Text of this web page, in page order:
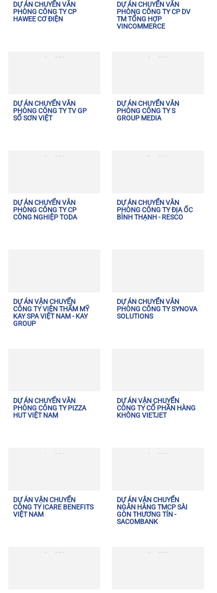
DỰ ÁN CHUYỂN VĂN
PHÒNG CÔNG TY CP
HAWEE CƠ ĐIỆN
DỰ ÁN CHUYỂN VĂN
PHÒNG CÔNG TY CP DV
TM TỔNG HỢP
VINCOMMERCE
DỰ ÁN CHUYỂN VĂN
PHÒNG CÔNG TY TV GP
SỐ SƠN VIỆT
DỰ ÁN CHUYỂN VĂN
PHÒNG CÔNG TY S
GROUP MEDIA
DỰ ÁN CHUYỂN VĂN
PHÒNG CÔNG TY CP
CÔNG NGHIỆP TODA
DỰ ÁN CHUYỂN VĂN
PHÒNG CÔNG TY ĐỊA ỐC
BÌNH THẠNH - RESCO
DỰ ÁN VẬN CHUYỂN
CÔNG TY VIỆN THẨM MỸ
KAY SPA VIỆT NAM - KAY
GROUP
DỰ ÁN CHUYỂN VĂN
PHÒNG CÔNG TY SYNOVA
SOLUTIONS
DỰ ÁN CHUYỂN VĂN
PHÒNG CÔNG TY PIZZA
HUT VIỆT NAM
DỰ ÁN VẬN CHUYỂN
CÔNG TY CỔ PHẦN HÀNG
KHÔNG VIETJET
DỰ ÁN VẬN CHUYỂN
CÔNG TY ICARE BENEFITS
VIỆT NAM
DỰ ÁN VẬN CHUYỂN
NGÂN HÀNG TMCP SÀI
GÒN THƯƠNG TÍN -
SACOMBANK